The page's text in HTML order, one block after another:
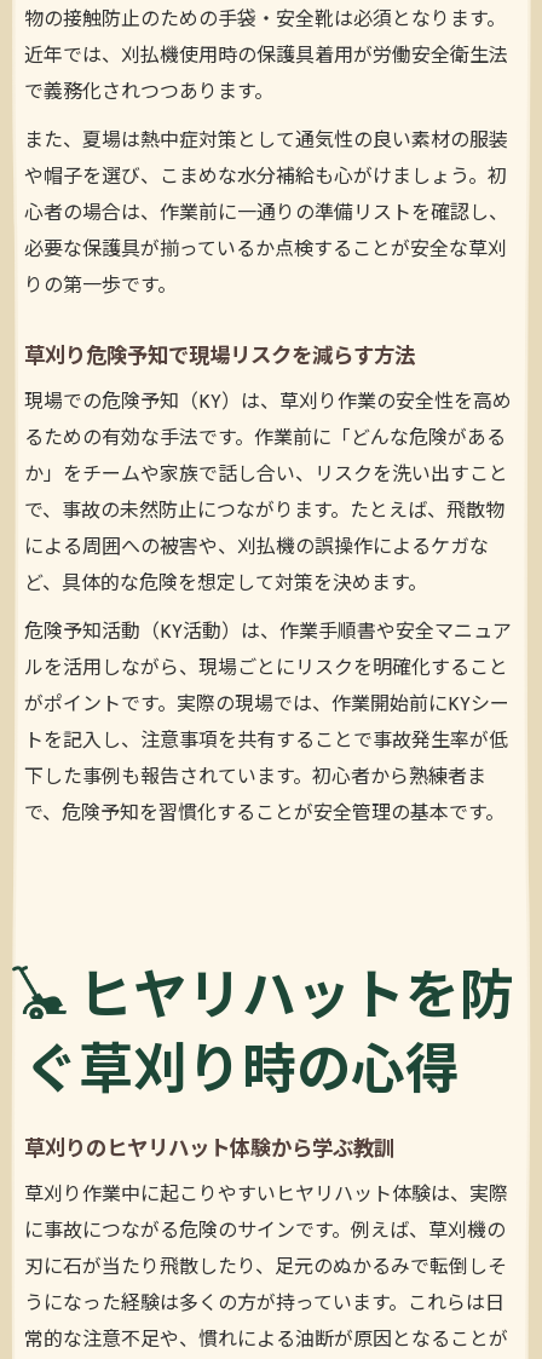
物の接触防止のための手袋・安全靴は必須となります。
近年では、刈払機使用時の保護具着用が労働安全衛生法
で義務化されつつあります。
また、夏場は熱中症対策として通気性の良い素材の服装
や帽子を選び、こまめな水分補給も心がけましょう。初
心者の場合は、作業前に一通りの準備リストを確認し、
必要な保護具が揃っているか点検することが安全な草刈
りの第一歩です。
草刈り危険予知で現場リスクを減らす方法
現場での危険予知（KY）は、草刈り作業の安全性を高め
るための有効な手法です。作業前に「どんな危険がある
か」をチームや家族で話し合い、リスクを洗い出すこと
で、事故の未然防止につながります。たとえば、飛散物
による周囲への被害や、刈払機の誤操作によるケガな
ど、具体的な危険を想定して対策を決めます。
危険予知活動（KY活動）は、作業手順書や安全マニュア
ルを活用しながら、現場ごとにリスクを明確化すること
がポイントです。実際の現場では、作業開始前にKYシー
トを記入し、注意事項を共有することで事故発生率が低
下した事例も報告されています。初心者から熟練者ま
で、危険予知を習慣化することが安全管理の基本です。
ヒヤリハットを防
ぐ草刈り時の心得
草刈りのヒヤリハット体験から学ぶ教訓
草刈り作業中に起こりやすいヒヤリハット体験は、実際
に事故につながる危険のサインです。例えば、草刈機の
刃に石が当たり飛散したり、足元のぬかるみで転倒しそ
うになった経験は多くの方が持っています。これらは日
常的な注意不足や、慣れによる油断が原因となることが